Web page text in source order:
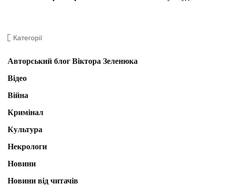
Категорії
Авторський блог Віктора Зеленюка
Відео
Війна
Кримінал
Культура
Некрологи
Новини
Новини від читачів